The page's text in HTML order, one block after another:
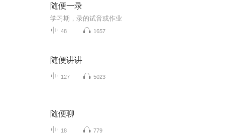
随便一录
学习期，录的试音或作业
48 1657
随便讲讲
127 5023
随便聊
18 779